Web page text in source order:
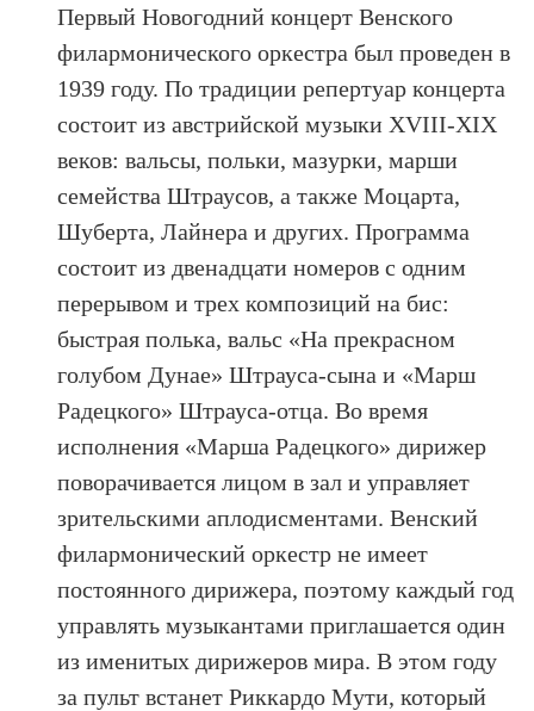
Первый Новогодний концерт Венского
филармонического оркестра был проведен в
1939 году. По традиции репертуар концерта
состоит из австрийской музыки XVIII-XIX
веков: вальсы, польки, мазурки, марши
семейства Штраусов, а также Моцарта,
Шуберта, Лайнера и других. Программа
состоит из двенадцати номеров с одним
перерывом и трех композиций на бис:
быстрая полька, вальс «На прекрасном
голубом Дунае» Штрауса-сына и «Марш
Радецкого» Штрауса-отца. Во время
исполнения «Марша Радецкого» дирижер
поворачивается лицом в зал и управляет
зрительскими аплодисментами. Венский
филармонический оркестр не имеет
постоянного дирижера, поэтому каждый год
управлять музыкантами приглашается один
из именитых дирижеров мира. В этом году
за пульт встанет Риккардо Мути, который